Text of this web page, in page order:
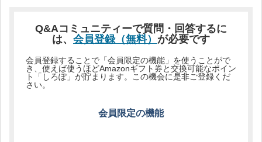
Q&Aコミュニティーで質問・回答するに
は、 会員登録（無料） が必要です
会員登録することで「会員限定の機能」を使うことがで
き、使えば使うほどAmazonギフト券と交換可能なポイン
ト「しろぽ」が貯まります。この機会に是非ご登録くだ
さい。
会員限定の機能